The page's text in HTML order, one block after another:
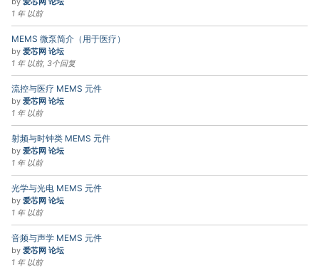
1 年 以前
MEMS 微泵简介（用于医疗）
by 爱芯网 论坛
1 年 以前, 3个回复
流控与医疗 MEMS 元件
by 爱芯网 论坛
1 年 以前
射频与时钟类 MEMS 元件
by 爱芯网 论坛
1 年 以前
光学与光电 MEMS 元件
by 爱芯网 论坛
1 年 以前
音频与声学 MEMS 元件
by 爱芯网 论坛
1 年 以前